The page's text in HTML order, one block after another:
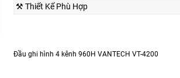
⚒ Thiết Kế Phù Hợp
Đầu ghi hình 4 kênh 960H VANTECH VT-4200